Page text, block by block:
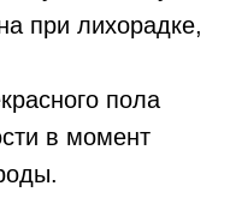
при лихорадке,
пола
в момент